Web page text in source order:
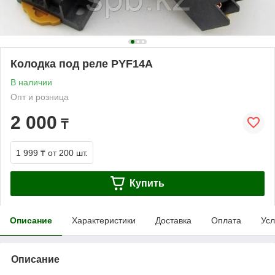
Колодка под реле PYF14A
В наличии
Опт и розница
2 000 ₸
1 999 ₸ от 200 шт.
Купить
Описание Характеристики Доставка Оплата
Описание